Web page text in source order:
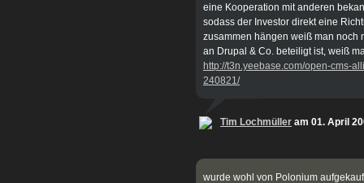
eine Kooperation mit anderen
sodass der Investor direkt eine
zusammen hängen weiß man noch
an Drupal & Co. beteiligt ist, weiß
http://t3n.yeebase.com/open-cms-
240821/
Tim Lochmüller am 01. April
wurde wohl von Polonium